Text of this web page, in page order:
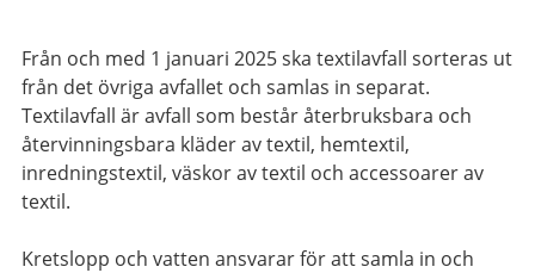
Från och med 1 januari 2025 ska textilavfall sorteras ut
från det övriga avfallet och samlas in separat.
Textilavfall är avfall som består återbruksbara och
återvinningsbara kläder av textil, hemtextil,
inredningstextil, väskor av textil och accessoarer av
textil.
Kretslopp och vatten ansvarar för att samla in och